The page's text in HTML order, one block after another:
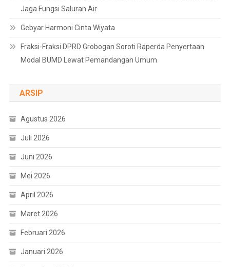
Jaga Fungsi Saluran Air
Gebyar Harmoni Cinta Wiyata
Fraksi-Fraksi DPRD Grobogan Soroti Raperda Penyertaan
Modal BUMD Lewat Pemandangan Umum
ARSIP
Agustus 2026
Juli 2026
Juni 2026
Mei 2026
April 2026
Maret 2026
Februari 2026
Januari 2026